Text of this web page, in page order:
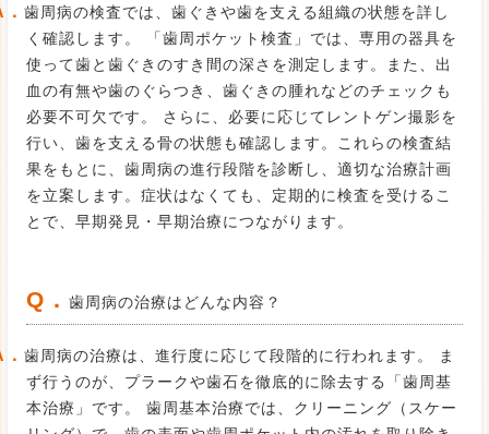
．歯周病の検査では、歯ぐきや歯を支える組織の状態を詳し
く確認します。 「歯周ポケット検査」では、専用の器具を
使って歯と歯ぐきのすき間の深さを測定します。また、出
血の有無や歯のぐらつき、歯ぐきの腫れなどのチェックも
必要不可欠です。 さらに、必要に応じてレントゲン撮影を
行い、歯を支える骨の状態も確認します。これらの検査結
果をもとに、歯周病の進行段階を診断し、適切な治療計画
を立案します。症状はなくても、定期的に検査を受けるこ
とで、早期発見・早期治療につながります。
Q．歯周病の治療はどんな内容？
．歯周病の治療は、進行度に応じて段階的に行われます。 ま
ず行うのが、プラークや歯石を徹底的に除去する「歯周基
本治療」です。 歯周基本治療では、クリーニング（スケー